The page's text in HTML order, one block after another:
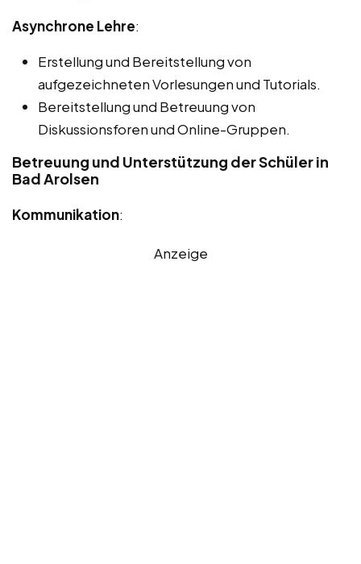
Asynchrone Lehre:
Erstellung und Bereitstellung von
aufgezeichneten Vorlesungen und Tutorials.
Bereitstellung und Betreuung von
Diskussionsforen und Online-Gruppen.
Betreuung und Unterstützung der Schüler in
Bad Arolsen
Kommunikation:
Anzeige